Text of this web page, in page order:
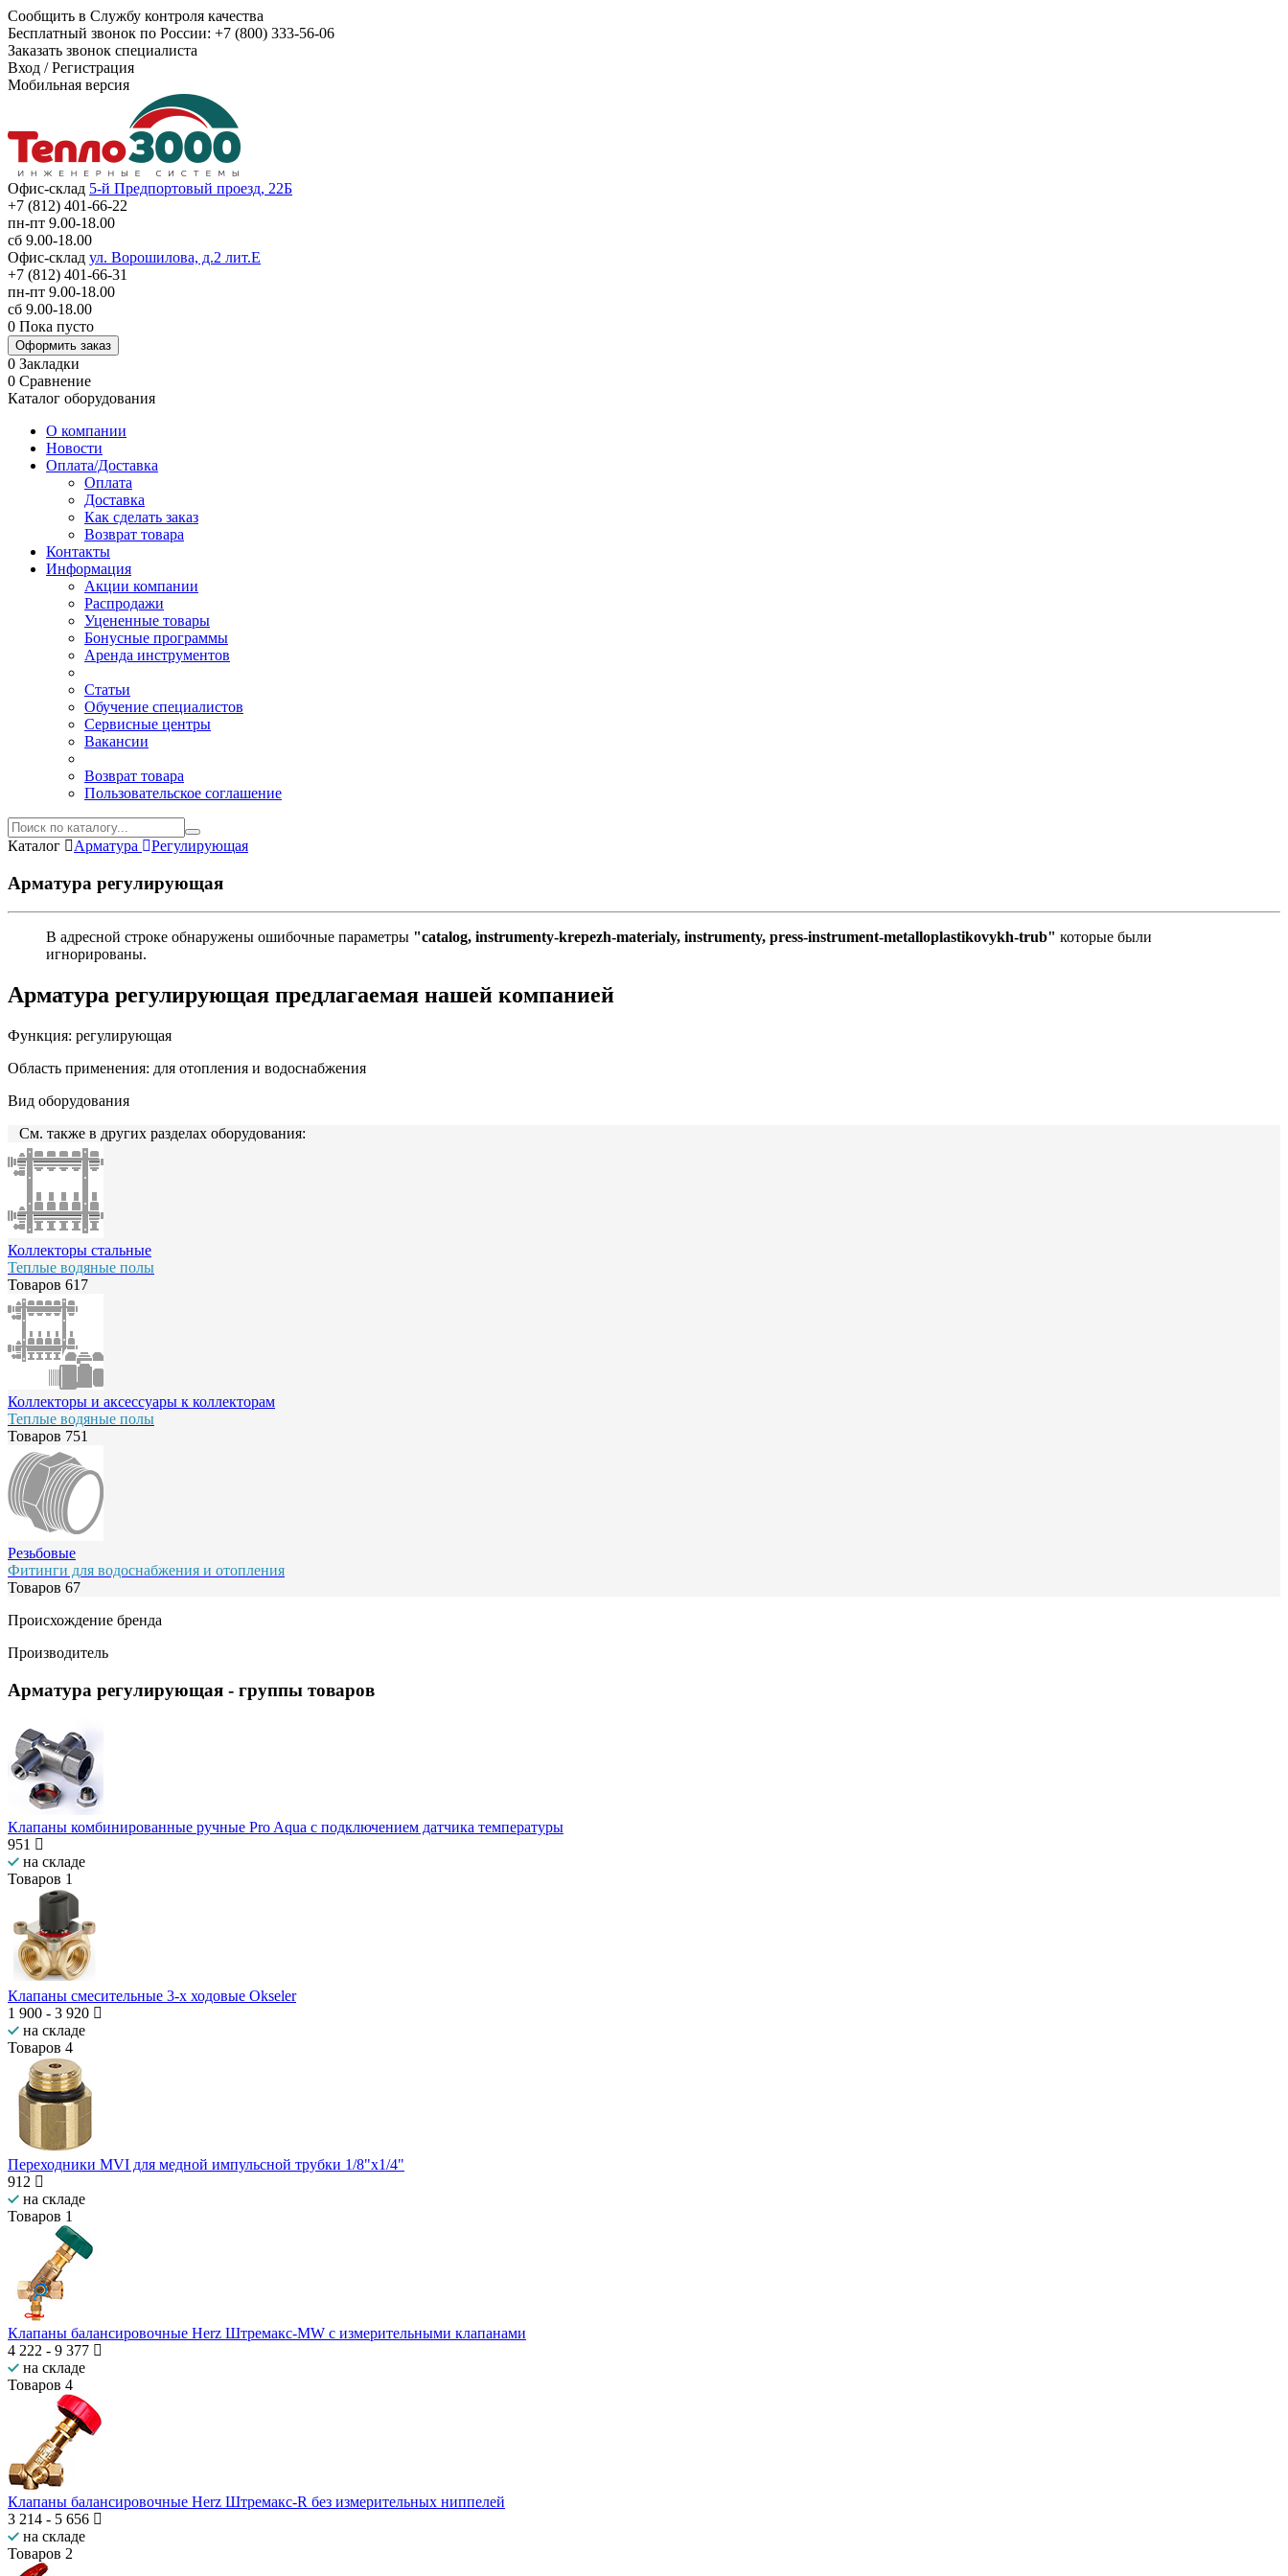
Сообщить в Службу контроля качества
Бесплатный звонок по России: +7 (800) 333-56-06
Заказать звонок специалиста
Вход /Регистрация
Мобильная версия
Офис-склад 5-й Предпортовый проезд, 22Б
+7 (812) 401-66-22
пн-пт 9.00-18.00
сб 9.00-18.00
Офис-склад ул. Ворошилова, д.2 лит.Е
+7 (812) 401-66-31
пн-пт 9.00-18.00
сб 9.00-18.00
0 Пока пусто
Оформить заказ
0 Закладки
0 Сравнение
Каталог оборудования
О компании
Новости
Оплата/Доставка
Оплата
Доставка
Как сделать заказ
Возврат товара
Контакты
Информация
Акции компании
Распродажи
Уцененные товары
Бонусные программы
Аренда инструментов
Статьи
Обучение специалистов
Сервисные центры
Вакансии
Возврат товара
Пользовательское соглашение
Каталог Арматура Регулирующая
Арматура регулирующая
В адресной строке обнаружены ошибочные параметры "catalog, instrumenty-krepezh-materialy, instrumenty, press-instrument-metalloplastikovykh-trub" которые были
игнорированы.
Арматура регулирующая предлагаемая нашей компанией
Функция: регулирующая
Область применения: для отопления и водоснабжения
Вид оборудования
См. также в других разделах оборудования:
Коллекторы стальные
Теплые водяные полы
Товаров 617
Коллекторы и аксессуары к коллекторам
Теплые водяные полы
Товаров 751
Резьбовые
Фитинги для водоснабжения и отопления
Товаров 67
Происхождение бренда
Производитель
Арматура регулирующая - группы товаров
Клапаны комбинированные ручные Pro Aqua с подключением датчика температуры
951
на складе
Товаров 1
Клапаны смесительные 3-х ходовые Okseler
1 900 - 3 920
на складе
Товаров 4
Переходники MVI для медной импульсной трубки 1/8"х1/4"
912
на складе
Товаров 1
Клапаны балансировочные Herz Штремакс-MW c измерительными клапанами
4 222 - 9 377
на складе
Товаров 4
Клапаны балансировочные Herz Штремакс-R без измерительных ниппелей
3 214 - 5 656
на складе
Товаров 2